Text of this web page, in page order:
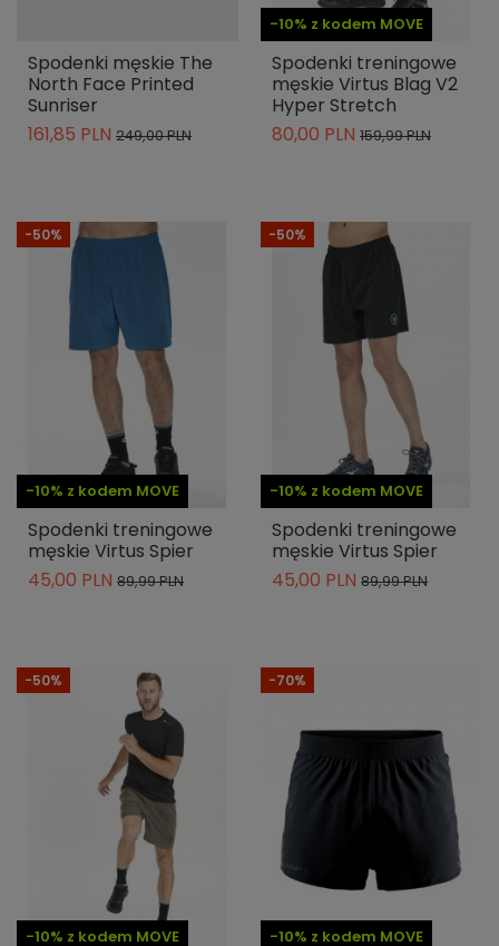
Spodenki męskie The
North Face Printed
Sunriser
161,85 PLN 249,00 PLN
-10% z kodem MOVE
Spodenki treningowe
męskie Virtus Blag V2
Hyper Stretch
80,00 PLN 159,99 PLN
-10% z kodem MOVE
-50%
Spodenki treningowe
męskie Virtus Spier
45,00 PLN 89,99 PLN
-10% z kodem MOVE
-50%
Spodenki treningowe
męskie Virtus Spier
45,00 PLN 89,99 PLN
-10% z kodem MOVE
-50%
-10% z kodem MOVE
-70%